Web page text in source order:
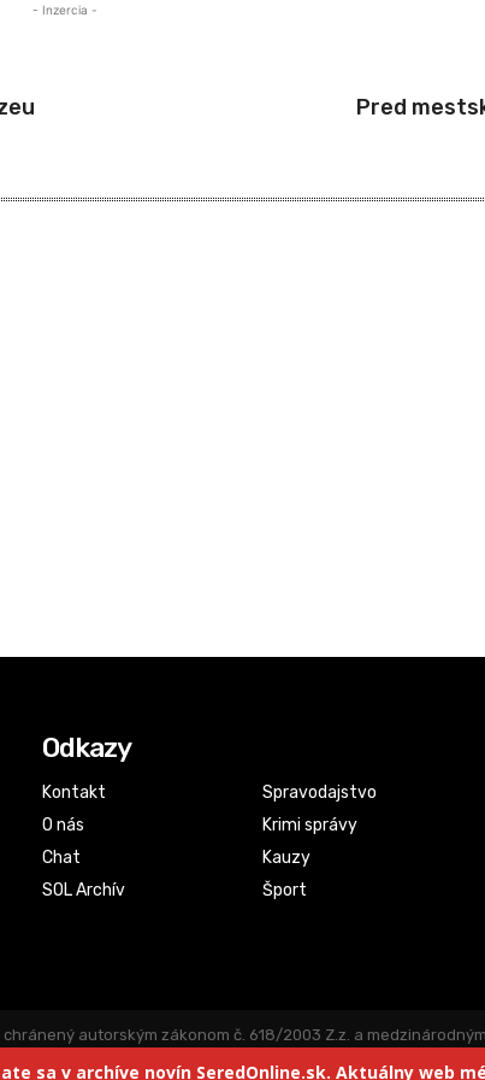
sa v archíve novín SeredOnline.sk. Aktuálny web
- Inzercia -
Pred
Odkazy
Kontakt
O nás
Chat
SOL Archív
Spravodajstvo
Krimi správy
Kauzy
Šport
autorským zákonom č. 618/2003 Z.z. a